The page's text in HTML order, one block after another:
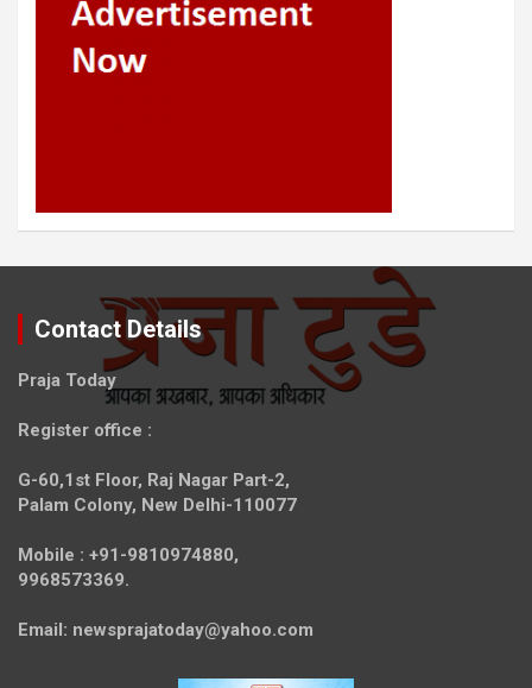
Contact Details
Praja Today
Register office :
G-60,1st Floor, Raj Nagar Part-2,
Palam Colony, New Delhi-110077
Mobile : +91-9810974880,
9968573369.
Email: newsprajatoday@yahoo.com